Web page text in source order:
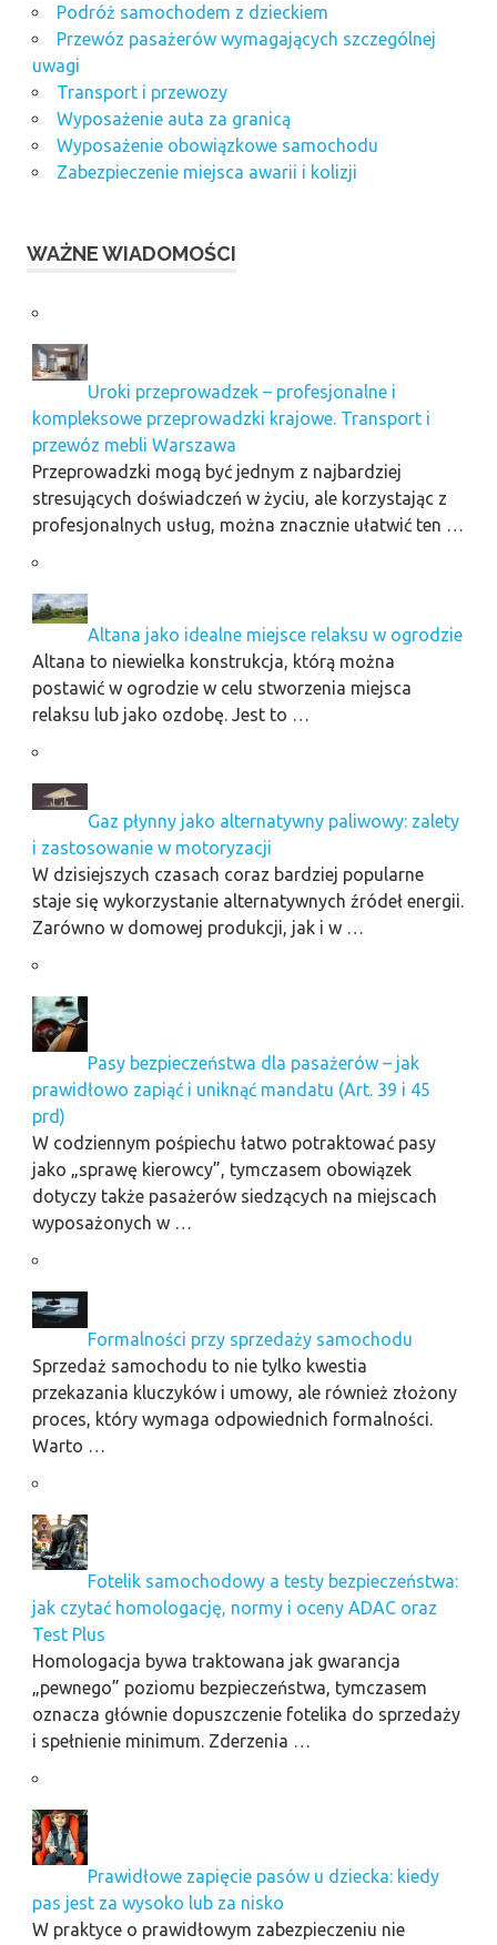
Podróż samochodem z dzieckiem
Przewóz pasażerów wymagających szczególnej
uwagi
Transport i przewozy
Wyposażenie auta za granicą
Wyposażenie obowiązkowe samochodu
Zabezpieczenie miejsca awarii i kolizji
WAŻNE WIADOMOŚCI
Uroki przeprowadzek – profesjonalne i
kompleksowe przeprowadzki krajowe. Transport i
przewóz mebli Warszawa
Przeprowadzki mogą być jednym z najbardziej
stresujących doświadczeń w życiu, ale korzystając z
profesjonalnych usług, można znacznie ułatwić ten …
Altana jako idealne miejsce relaksu w ogrodzie
Altana to niewielka konstrukcja, którą można
postawić w ogrodzie w celu stworzenia miejsca
relaksu lub jako ozdobę. Jest to …
Gaz płynny jako alternatywny paliwowy: zalety
i zastosowanie w motoryzacji
W dzisiejszych czasach coraz bardziej popularne
staje się wykorzystanie alternatywnych źródeł energii.
Zarówno w domowej produkcji, jak i w …
Pasy bezpieczeństwa dla pasażerów – jak
prawidłowo zapiąć i uniknąć mandatu (Art. 39 i 45
prd)
W codziennym pośpiechu łatwo potraktować pasy
jako „sprawę kierowcy”, tymczasem obowiązek
dotyczy także pasażerów siedzących na miejscach
wyposażonych w …
Formalności przy sprzedaży samochodu
Sprzedaż samochodu to nie tylko kwestia
przekazania kluczyków i umowy, ale również złożony
proces, który wymaga odpowiednich formalności.
Warto …
Fotelik samochodowy a testy bezpieczeństwa:
jak czytać homologację, normy i oceny ADAC oraz
Test Plus
Homologacja bywa traktowana jak gwarancja
„pewnego” poziomu bezpieczeństwa, tymczasem
oznacza głównie dopuszczenie fotelika do sprzedaży
i spełnienie minimum. Zderzenia …
Prawidłowe zapięcie pasów u dziecka: kiedy
pas jest za wysoko lub za nisko
W praktyce o prawidłowym zabezpieczeniu nie